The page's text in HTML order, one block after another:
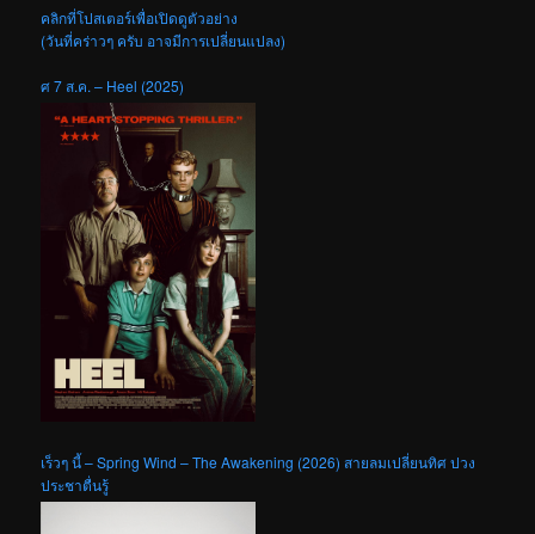
คลิกที่โปสเตอร์เพื่อเปิดดูตัวอย่าง
(วันที่คร่าวๆ ครับ อาจมีการเปลี่ยนแปลง)
ศ 7 ส.ค. – Heel (2025)
เร็วๆ นี้ – Spring Wind – The Awakening (2026) สายลมเปลี่ยนทิศ ปวง
ประชาตื่นรู้